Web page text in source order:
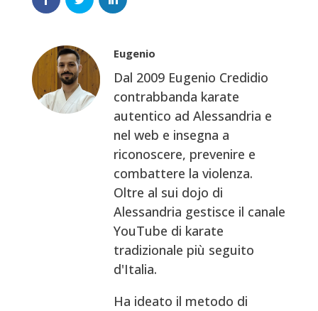
Eugenio
Dal 2009 Eugenio Credidio
contrabbanda karate
autentico ad Alessandria e
nel web e insegna a
riconoscere, prevenire e
combattere la violenza.
Oltre al sui dojo di
Alessandria gestisce il canale
YouTube di karate
tradizionale più seguito
d'Italia.
Ha ideato il metodo di